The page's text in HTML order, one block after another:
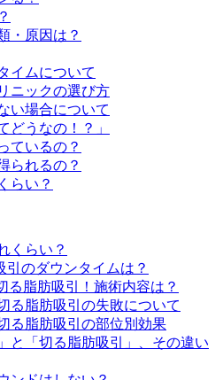
・原因は？
イムについて
ニックの選び方
い場合について
どうなの！？」
ているの？
られるの？
らい？
くらい？
のダウンタイムは？
る脂肪吸引！施術内容は？
る脂肪吸引の失敗について
る脂肪吸引の部位別効果
と「切る脂肪吸引」、その違い